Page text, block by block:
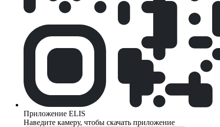
Приложение ELIS
Наведите камеру, чтобы скачать приложение